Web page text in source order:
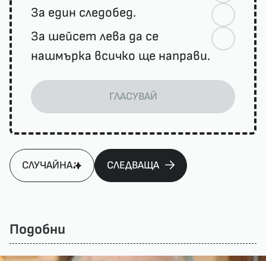
За един следобед.
За шейсет лева да се
нашмърка всичко ще направи.
ГЛАСУВАЙ
СЛУЧАЙНА СЛЕДВАЩА
Подобни